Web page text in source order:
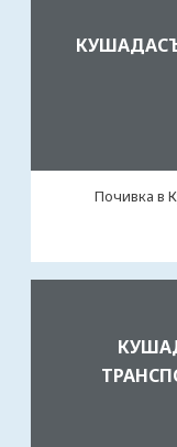
Почивка в